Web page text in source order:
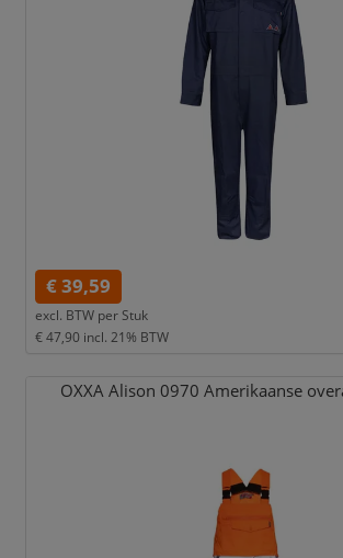
€ 39,59
excl. BTW per Stuk
€ 47,90 incl. 21% BTW
OXXA Alison 0970 Amerikaanse